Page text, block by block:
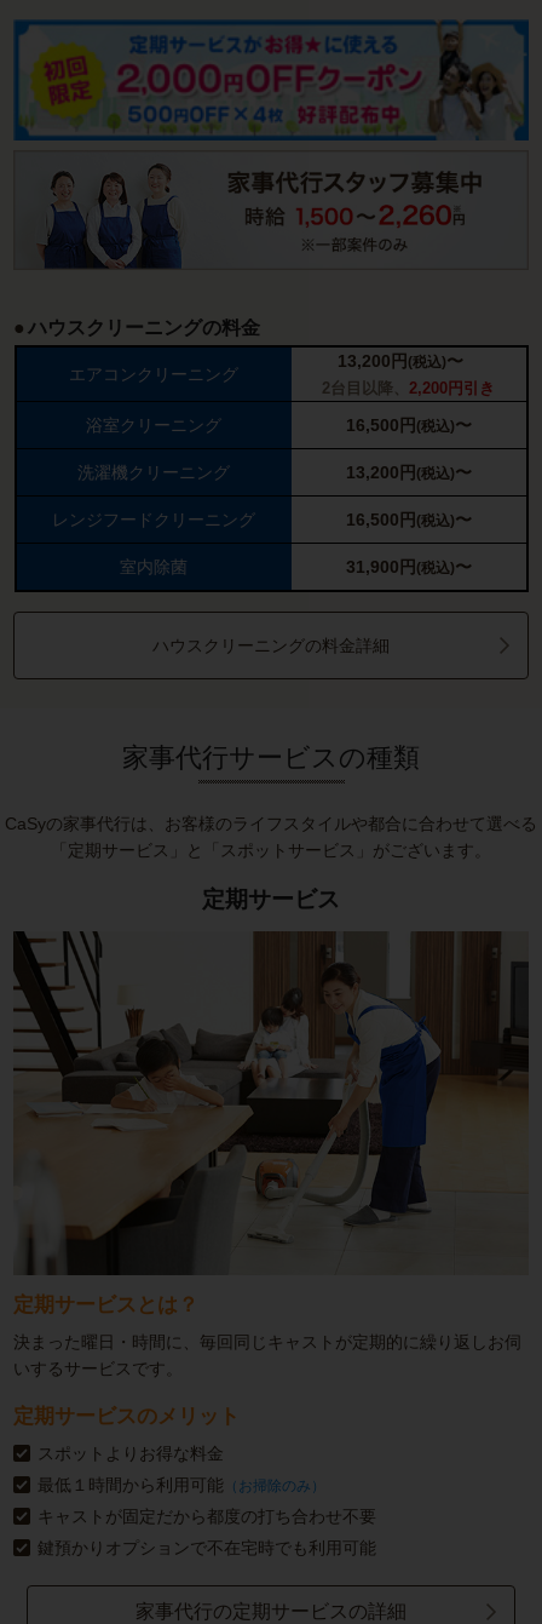
ハウスクリーニングの料金
エアコンクリーニング
13,200 円 (税込)〜
2台目以降、 2,200円引き
浴室クリーニング 16,500 円 (税込)〜
洗濯機クリーニング 13,200 円 (税込)〜
レンジフードクリーニング 16,500 円 (税込)〜
室内除菌 31,900 円 (税込)〜
ハウスクリーニングの料金詳細
家事代行サービスの種類
CaSyの家事代行は、お客様のライフスタイルや都合に合わせて選べる
「定期サービス」と「スポットサービス」がございます。
定期サービス
定期サービスとは？
決まった曜日・時間に、毎回同じキャストが定期的に繰り返しお伺
いするサービスです。
定期サービスのメリット
スポットよりお得な料金
最低１時間から利用可能 （お掃除のみ）
キャストが固定だから都度の打ち合わせ不要
鍵預かりオプションで不在宅時でも利用可能
家事代行の定期サービスの詳細